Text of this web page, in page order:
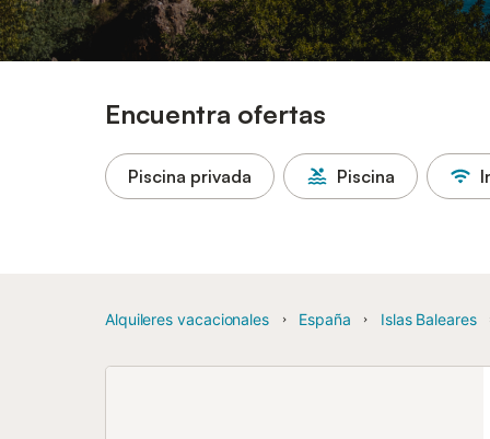
Encuentra ofertas
Piscina privada Piscina
Alquileres vacacionales España Islas Baleares